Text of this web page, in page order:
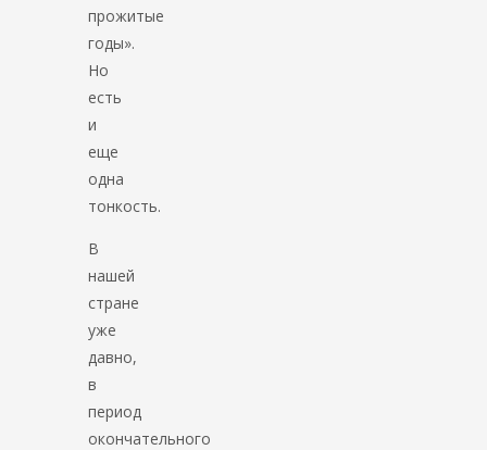
прожитые
годы».
Но
есть
и
еще
одна
тонкость.
В
нашей
стране
уже
давно,
в
период
окончательного